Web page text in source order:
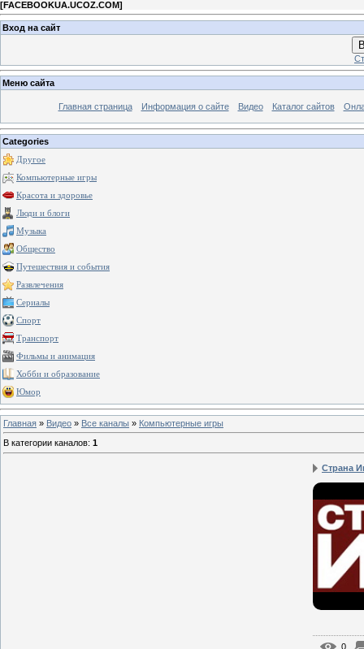
[FACEBOOKUA.UCOZ.COM]
Вход на сайт
Меню сайта
Главная страница Информация о сайте Видео Каталог сайтов
Categories
Другое
Компьютерные игры
Красота и здоровье
Люди и блоги
Музыка
Общество
Путешествия и события
Развлечения
Сериалы
Спорт
Транспорт
Фильмы и анимация
Хобби и образование
Юмор
Главная » Видео » Все каналы » Компьютерные игры
В категории каналов: 1
Страна
0